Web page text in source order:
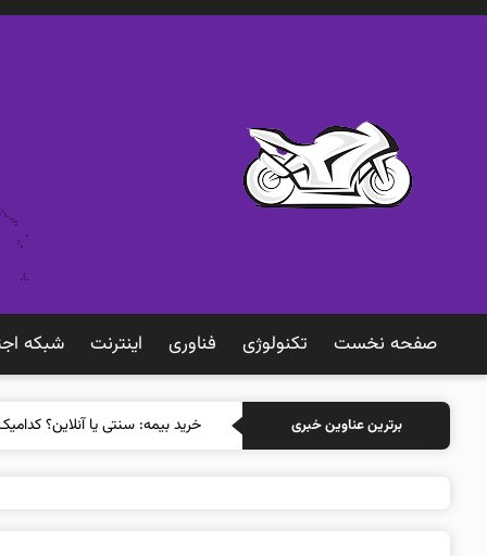
صفحه نخست تکنولوژی فناوری اينترنت شبكه
برترین عناوین خبری خرید بیمه: سنتی یا آنلاین؟